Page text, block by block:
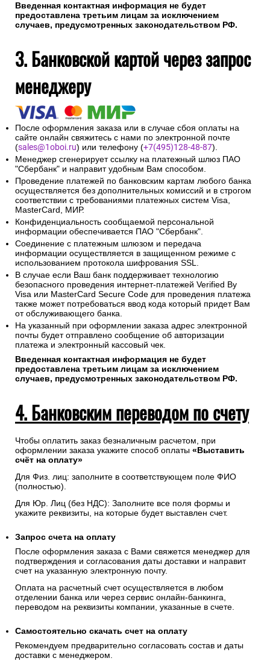
Введенная контактная информация не будет
предоставлена третьим лицам за исключением
случаев, предусмотренных законодательством РФ.
3. Банковской картой через запрос
менеджеру
После оформления заказа или в случае сбоя оплаты на
сайте онлайн свяжитесь с нами по электронной почте
(sales@1oboi.ru) или телефону (+7(495)128-48-87).
Менеджер сгенерирует ссылку на платежный шлюз ПАО
"Сбербанк" и направит удобным Вам способом.
Проведение платежей по банковским картам любого банка
осуществляется без дополнительных комиссий и в строгом
соответствии с требованиями платежных систем Visa,
MasterCard, МИР.
Конфиденциальность сообщаемой персональной
информации обеспечивается ПАО "Сбербанк".
Соединение с платежным шлюзом и передача
информации осуществляется в защищенном режиме с
использованием протокола шифрования SSL.
В случае если Ваш банк поддерживает технологию
безопасного проведения интернет-платежей Verified By
Visa или MasterCard Secure Code для проведения платежа
также может потребоваться ввод кода который придет Вам
от обслуживающего банка.
На указанный при оформлении заказа адрес электронной
почты будет отправлено сообщение об авторизации
платежа и электронный кассовый чек.
Введенная контактная информация не будет
предоставлена третьим лицам за исключением
случаев, предусмотренных законодательством РФ.
4. Банковским переводом по счету
Чтобы оплатить заказ безналичным расчетом, при
оформлении заказа укажите способ оплаты «Выставить
счёт на оплату»
Для Физ. лиц: заполните в соответствующем поле ФИО
(полностью).
Для Юр. Лиц (без НДС): Заполните все поля формы и
укажите реквизиты, на которые будет выставлен счет.
Запрос счета на оплату
После оформления заказа с Вами свяжется менеджер для
подтверждения и согласования даты доставки и направит
счет на указанную электронную почту.
Оплата на расчетный счет осуществляется в любом
отделении банка или через сервис онлайн-банкинга,
переводом на реквизиты компании, указанные в счете.
Самостоятельно скачать счет на оплату
Рекомендуем предварительно согласовать состав и даты
доставки с менеджером.